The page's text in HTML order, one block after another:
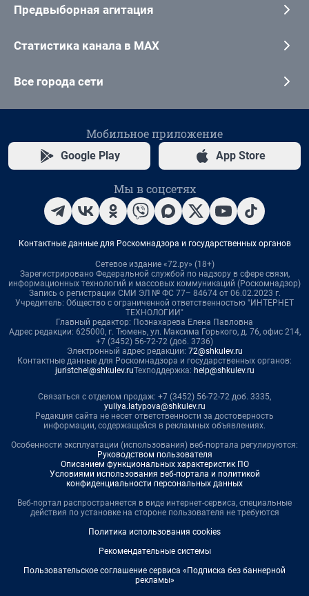
Предвыборная агитация
Статистика канала в MAX
Все города сети
Мобильное приложение
Google Play App Store
Мы в соцсетях
Контактные данные для Роскомнадзора и государственных органов
Сетевое издание «72.ру» (18+)
Зарегистрировано Федеральной службой по надзору в сфере связи,
информационных технологий и массовых коммуникаций (Роскомнадзор)
Запись о регистрации СМИ ЭЛ № ФС 77– 84674 от 06.02.2023 г.
Учредитель: Общество с ограниченной ответственностью "ИНТЕРНЕТ
ТЕХНОЛОГИИ"
Главный редактор: Познахарева Елена Павловна
Адрес редакции: 625000, г. Тюмень, ул. Максима Горького, д. 76, офис 214,
+7 (3452) 56-72-72 (доб. 3736)
Электронный адрес редакции: 72@shkulev.ru
Контактные данные для Роскомнадзора и государственных органов:
juristchel@shkulev.ruТехподдержка: help@shkulev.ru
Связаться с отделом продаж: +7 (3452) 56-72-72 доб. 3335,
yuliya.latypova@shkulev.ru
Редакция сайта не несет ответственности за достоверность
информации, содержащейся в рекламных объявлениях.
Особенности эксплуатации (использования) веб-портала регулируются:
Руководством пользователя
Описанием функциональных характеристик ПО
Условиями использования веб-портала и политикой
конфиденциальности персональных данных
Веб-портал распространяется в виде интернет-сервиса, специальные
действия по установке на стороне пользователя не требуются
Политика использования cookies
Рекомендательные системы
Пользовательское соглашение сервиса «Подписка без баннерной
рекламы»